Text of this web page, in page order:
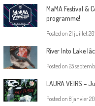
MaMA Festival &
programme!
Posted on 21 juillet
River Into Lake
Posted on 25
LAURA VEIRS –
Posted on 8 janvier